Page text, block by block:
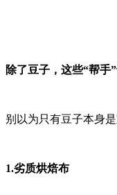
除了豆子，这些“帮手
别以为只有豆子本身
1.劣质烘焙布